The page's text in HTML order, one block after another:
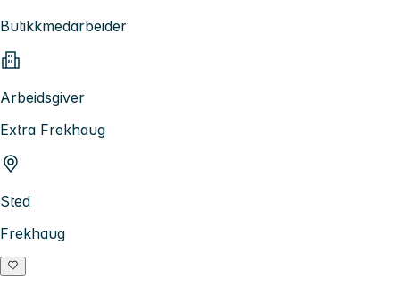
Butikkmedarbeider
Arbeidsgiver
Extra Frekhaug
Sted
Frekhaug